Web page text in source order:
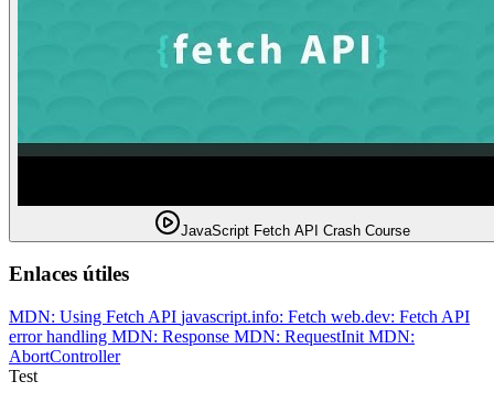
JavaScript Fetch API Crash Course
Enlaces útiles
MDN: Using Fetch API javascript.info: Fetch web.dev: Fetch API
error handling MDN: Response MDN: RequestInit MDN:
AbortController
Test